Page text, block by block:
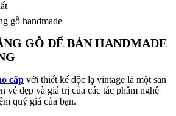
GỖ ĐỂ BÀN HANDMADE
cấp với thiết kế độc lạ vintage là một sản
vẻ đẹp và giá trị của các tác phẩm nghệ
quý giá của bạn.